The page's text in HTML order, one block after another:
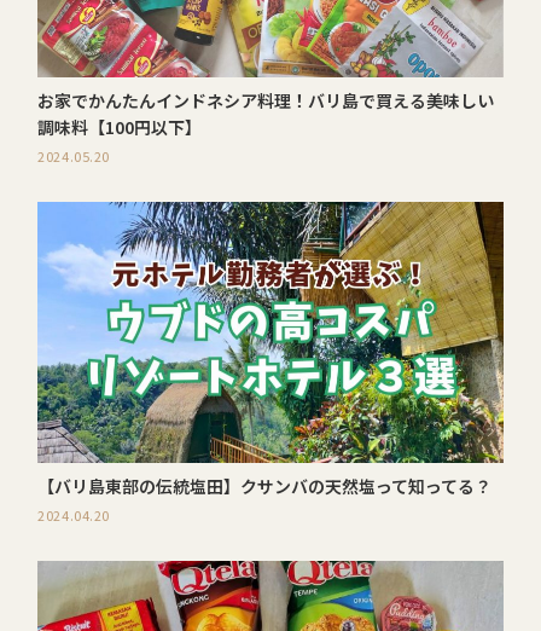
お家でかんたんインドネシア料理！バリ島で買える美味しい
調味料【100円以下】
2024.05.20
【バリ島東部の伝統塩田】クサンバの天然塩って知ってる？
2024.04.20